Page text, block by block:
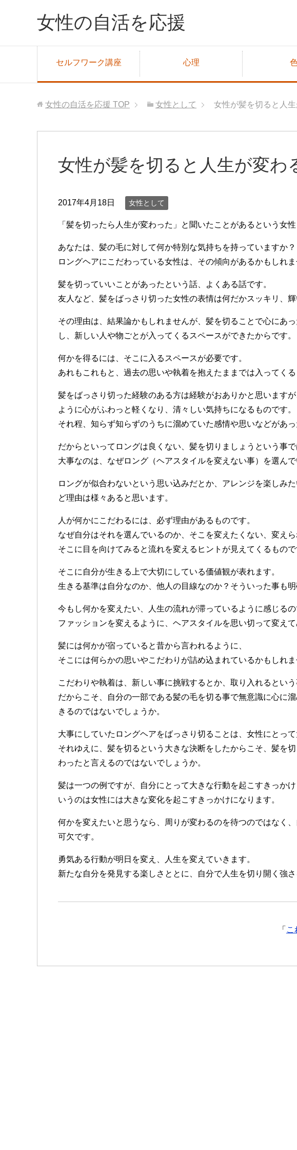
女性の自活を応援
セルフワーク講座 心理
女性の自活を応援 TOP 女性として 女性が髪を切ると人生
女性が髪を切ると人生が変わ
2017年4月18日 女性として
「髪を切ったら人生が変わった」と聞いたことがあるという女
あなたは、髪の毛に対して何か特別な気持ちを持っていますか？
ロングヘアにこだわっている女性は、その傾向があるかもしれま
髪を切っていいことがあったという話、よくある話です。
友人など、髪をばっさり切った女性の表情は何だかスッキリ、
その理由は、結果論かもしれませんが、髪を切ることで心にあ
し、新しい人や物ごとが入ってくるスペースができたからです。
何かを得るには、そこに入るスペースが必要です。
あれもこれもと、過去の思いや執着を抱えたままでは入ってくる
髪をばっさり切った経験のある方は経験がおありかと思います
ように心がふわっと軽くなり、清々しい気持ちになるものです。
それ程、知らず知らずのうちに溜めていた感情や思いなどがあっ
だからといってロングは良くない、髪を切りましょうという事で
大事なのは、なぜロング（ヘアスタイルを変えない事）を選んで
ロングが似合わないという思い込みだとか、アレンジを楽しみ
ど理由は様々あると思います。
人が何かにこだわるには、必ず理由があるものです。
なぜ自分はそれを選んでいるのか、そこを変えたくない、変えら
そこに目を向けてみると流れを変えるヒントが見えてくるもので
そこに自分が生きる上で大切にしている価値観が表れます。
生きる基準は自分なのか、他人の目線なのか？そういった事も
今もし何かを変えたい、人生の流れが滞っているように感じるの
ファッションを変えるように、ヘアスタイルを思い切って変えて
髪には何かが宿っていると昔から言われるように、
そこには何らかの思いやこだわりが詰め込まれているかもしれま
こだわりや執着は、新しい事に挑戦するとか、取り入れるとい
だからこそ、自分の一部である髪の毛を切る事で無意識に心に
きるのではないでしょうか。
大事にしていたロングヘアをばっさり切ることは、女性にとって
それゆえに、髪を切るという大きな決断をしたからこそ、髪を
わったと言えるのではないでしょうか。
髪は一つの例ですが、自分にとって大きな行動を起こすきっか
いうのは女性には大きな変化を起こすきっかけになります。
何かを変えたいと思うなら、周りが変わるのを待つのではなく
可欠です。
勇気ある行動が明日を変え、人生を変えていきます。
新たな自分を発見する楽しさととに、自分で人生を切り開く強
「 こ